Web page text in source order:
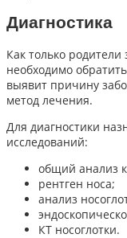
Диагностика
Как только
необходимо
выявит причину
метод лечения.
Для диагностики
исследований:
общий анализ
рентген носа;
анализ
КТ носоглотки.